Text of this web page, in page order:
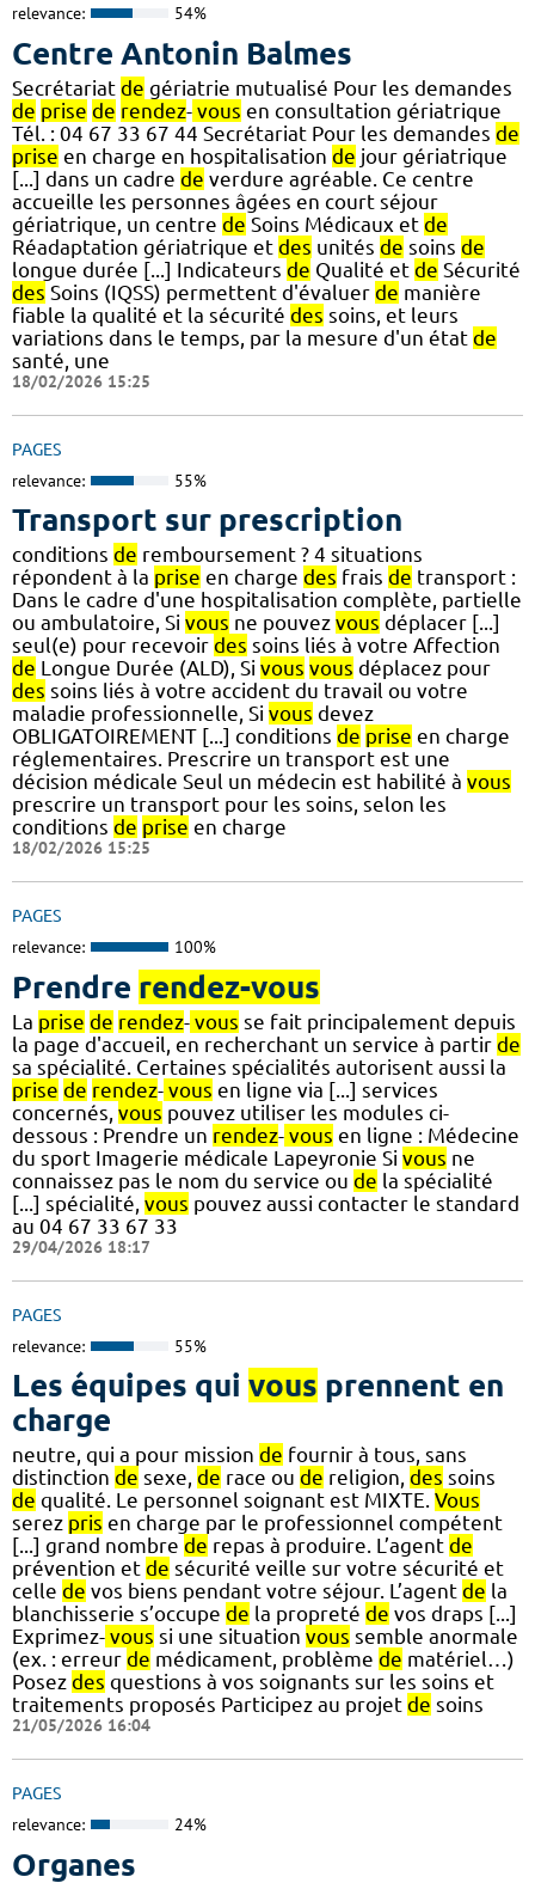
relevance: 54%
Centre Antonin Balmes
Secrétariat de gériatrie mutualisé Pour les demandes
de prise de rendez- vous en consultation gériatrique
Tél. : 04 67 33 67 44 Secrétariat Pour les demandes de
prise en charge en hospitalisation de jour gériatrique
[...] dans un cadre de verdure agréable. Ce centre
accueille les personnes âgées en court séjour
gériatrique, un centre de Soins Médicaux et de
Réadaptation gériatrique et des unités de soins de
longue durée [...] Indicateurs de Qualité et de Sécurité
des Soins (IQSS) permettent d'évaluer de manière
fiable la qualité et la sécurité des soins, et leurs
variations dans le temps, par la mesure d'un état de
santé, une
18/02/2026 15:25
PAGES
relevance: 55%
Transport sur prescription
conditions de remboursement ? 4 situations
répondent à la prise en charge des frais de transport :
Dans le cadre d'une hospitalisation complète, partielle
ou ambulatoire, Si vous ne pouvez vous déplacer [...]
seul(e) pour recevoir des soins liés à votre Affection
de Longue Durée (ALD), Si vous vous déplacez pour
des soins liés à votre accident du travail ou votre
maladie professionnelle, Si vous devez
OBLIGATOIREMENT [...] conditions de prise en charge
réglementaires. Prescrire un transport est une
décision médicale Seul un médecin est habilité à vous
prescrire un transport pour les soins, selon les
conditions de prise en charge
18/02/2026 15:25
PAGES
relevance: 100%
Prendre rendez-vous
La prise de rendez- vous se fait principalement depuis
la page d'accueil, en recherchant un service à partir de
sa spécialité. Certaines spécialités autorisent aussi la
prise de rendez- vous en ligne via [...] services
concernés, vous pouvez utiliser les modules ci-
dessous : Prendre un rendez- vous en ligne : Médecine
du sport Imagerie médicale Lapeyronie Si vous ne
connaissez pas le nom du service ou de la spécialité
[...] spécialité, vous pouvez aussi contacter le standard
au 04 67 33 67 33
29/04/2026 18:17
PAGES
relevance: 55%
Les équipes qui vous prennent en
charge
neutre, qui a pour mission de fournir à tous, sans
distinction de sexe, de race ou de religion, des soins
de qualité. Le personnel soignant est MIXTE. Vous
serez pris en charge par le professionnel compétent
[...] grand nombre de repas à produire. L’agent de
prévention et de sécurité veille sur votre sécurité et
celle de vos biens pendant votre séjour. L’agent de la
blanchisserie s’occupe de la propreté de vos draps [...]
Exprimez- vous si une situation vous semble anormale
(ex. : erreur de médicament, problème de matériel…)
Posez des questions à vos soignants sur les soins et
traitements proposés Participez au projet de soins
21/05/2026 16:04
PAGES
relevance: 24%
Organes